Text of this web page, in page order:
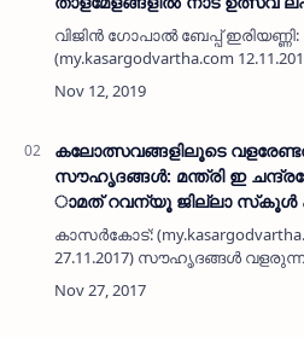
വിജിന്‍ ഗോപാല്‍ ബേപ്പ്‌ ഇരിയണ്ണി:
(my.kasargodvartha.com
കാസര്‍കോട് റവന്യൂ ജില്ലാ
കലോത്സവത്തിനെത്തുന്ന കലയുടെ
അദ്യമായി …
കലോത്സവങ്ങളിലൂടെ
സൗഹൃദങ്ങള്‍: മന്ത്രി ഇ
ാമത് റവന്യൂ ജില്ലാ സ്‌കൂള്‍
ഉദ്ഘാടനം ചെയ്തു
കാസര്‍കോട്:
27.11.2017) സൗഹൃദങ്ങള്‍
വേദികളായി കലോത്സവങ്ങള്‍
റവന്യൂ മന്ത്രി ഇ ചന്ദ്രശേഖരന്‍